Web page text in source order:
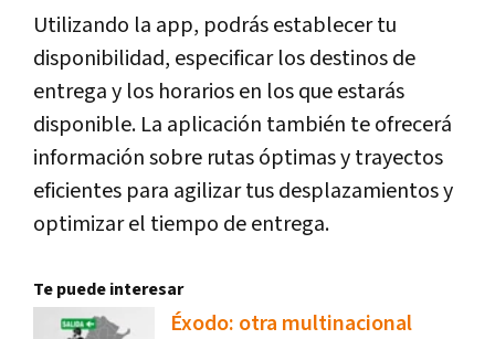
Utilizando la app, podrás establecer tu
disponibilidad, especificar los destinos de
entrega y los horarios en los que estarás
disponible. La aplicación también te ofrecerá
información sobre rutas óptimas y trayectos
eficientes para agilizar tus desplazamientos y
optimizar el tiempo de entrega.
Te puede interesar
Éxodo: otra multinacional